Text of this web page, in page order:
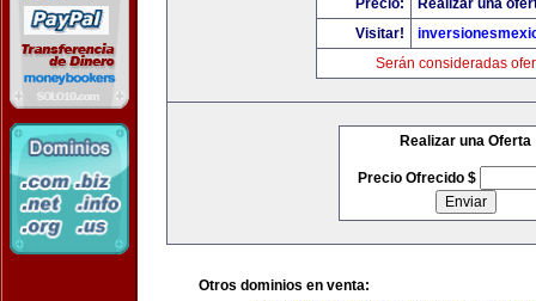
Precio:
Realizar una
Visitar!
Serán consideradas
Realizar una Oferta
Precio Ofrecido $
Otros dominios en venta: